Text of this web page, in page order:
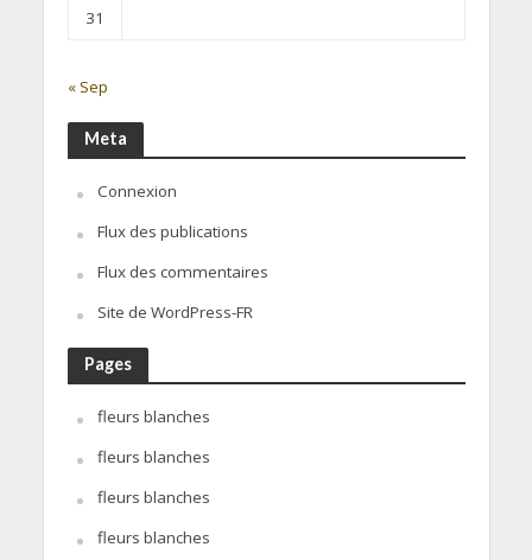
31
« Sep
Meta
Connexion
Flux des publications
Flux des commentaires
Site de WordPress-FR
Pages
fleurs blanches
fleurs blanches
fleurs blanches
fleurs blanches